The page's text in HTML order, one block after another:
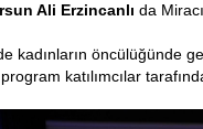
Ali Erzincanlı da
kadınların öncülüğünde
katılımcılar